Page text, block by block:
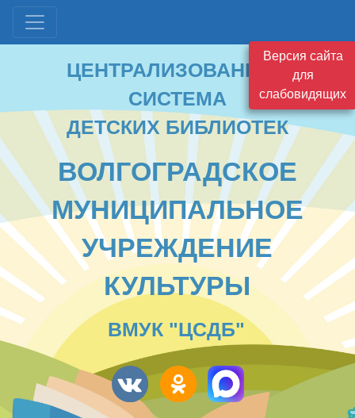
Версия сайта
для
слабовидящих
ЦЕНТРАЛИЗОВАННАЯ
СИСТЕМА
ДЕТСКИХ БИБЛИОТЕК
ВМУК "ЦСДБ"
ВОЛГОГРАДСКОЕ
МУНИЦИПАЛЬНОЕ
УЧРЕЖДЕНИЕ
КУЛЬТУРЫ